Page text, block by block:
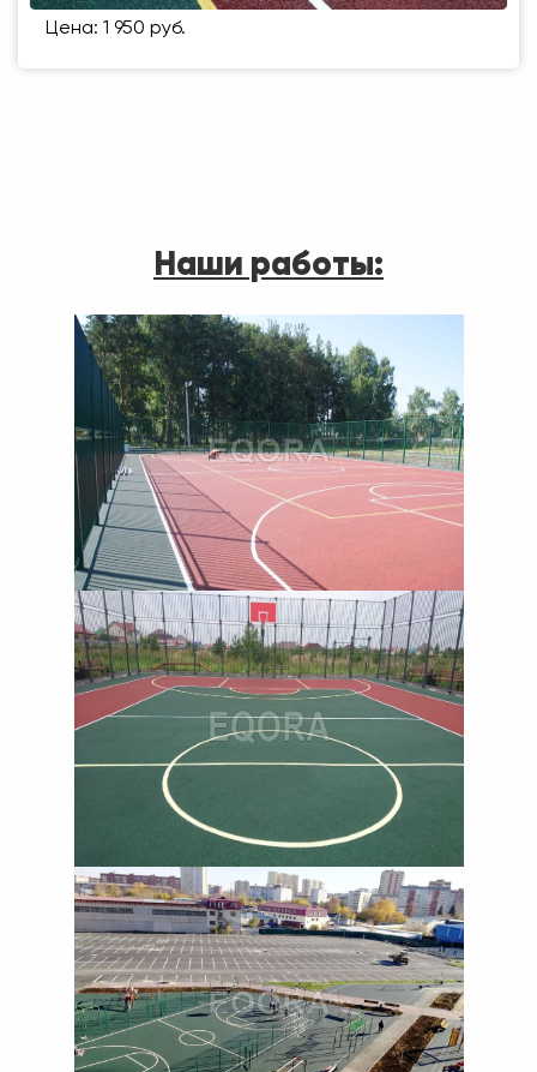
Цена: 1 950 руб.
Наши работы: